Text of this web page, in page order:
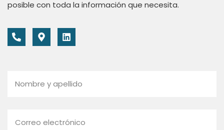
posible con toda la información que necesita.